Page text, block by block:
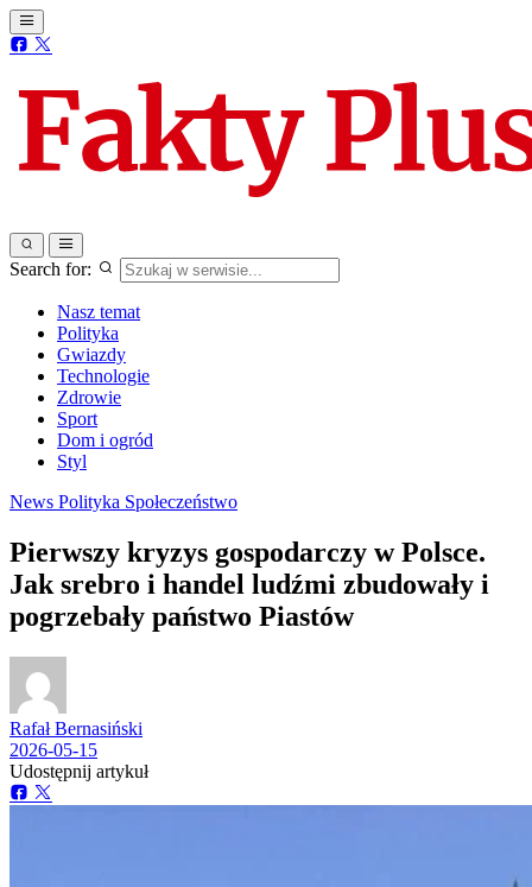
Search for:
Nasz temat
Polityka
Gwiazdy
Technologie
Zdrowie
Sport
Dom i ogród
Styl
News Polityka Społeczeństwo
Pierwszy kryzys gospodarczy w Polsce.
Jak srebro i handel ludźmi zbudowały i
pogrzebały państwo Piastów
Rafał Bernasiński
2026-05-15
Udostępnij artykuł